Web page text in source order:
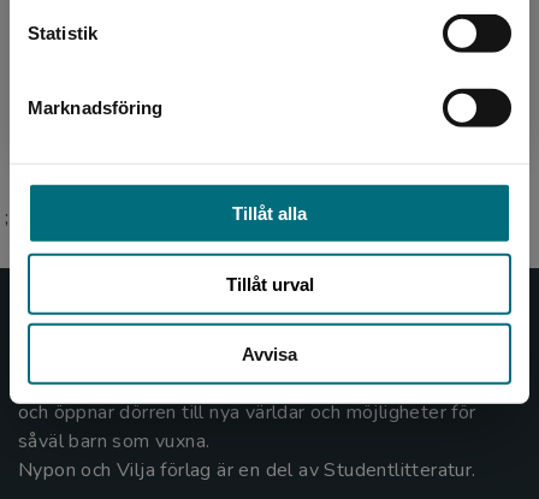
Statistik
Marknadsföring
Tillåt alla
Tillåt urval
Avvisa
;
Nypon och Vilja
Nypon och Vilja förlag ger ut böcker som väcker läslust
och öppnar dörren till nya världar och möjligheter för
såväl barn som vuxna.
Nypon och Vilja förlag är en del av Studentlitteratur.